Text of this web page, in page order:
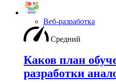
Веб-разработка
Средний
Каков план
разработки